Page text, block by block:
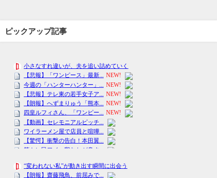
ピックアップ記事